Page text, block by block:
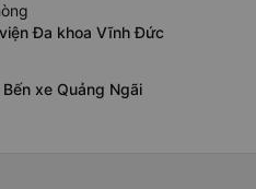
Đa khoa Vĩnh Đức
xe Quảng Ngãi